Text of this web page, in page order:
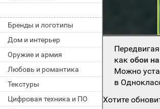
Бренды и логотипы
Дом и интерьер
Оружие и армия
Любовь и романтика
Текстуры
Цифровая техника и ПО
какобои
Можно
в
Хотите